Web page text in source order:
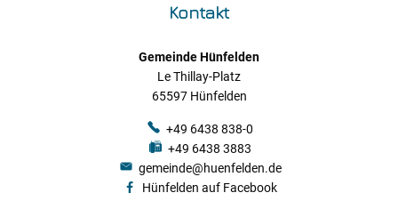
Kontakt
Gemeinde Hünfelden
Le Thillay-Platz
65597 Hünfelden
+49 6438 838-0
+49 6438 3883
gemeinde@huenfelden.de
Hünfelden auf Facebook